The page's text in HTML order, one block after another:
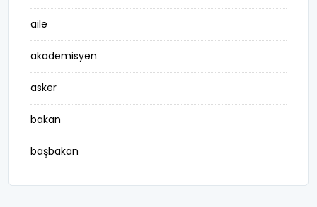
aile
akademisyen
asker
bakan
başbakan
belediye başkanı